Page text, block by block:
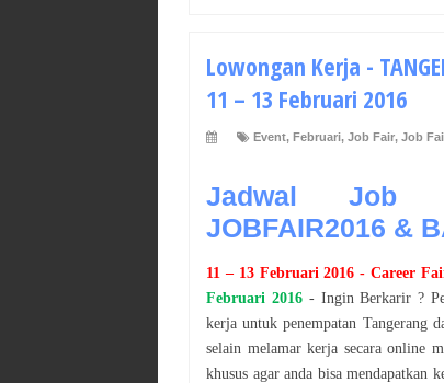
Lowongan Kerja -
11 – 13 Februari 2016
Event, Februari, Job Fair, Job
Jadwal Job
JOBFAIR2016 &
11 – 13 Februari 2016 - Career
Februari 2016- Ingin Berkarir ?
kerja untuk penempatan Tangerang
selain melamar kerja secara online
khusus agar anda bisa mendapatkan